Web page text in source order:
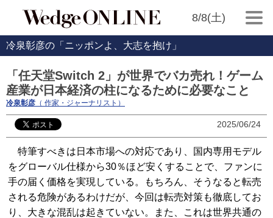
8/8(土)
冷泉彰彦の「ニッポンよ、大志を抱け」
「任天堂Switch 2」が世界でバカ売れ！ゲーム
産業が日本経済の柱になるために必要なこと
冷泉彰彦 （ 作家・ジャーナリスト）
2025/06/24
特筆すべきは日本市場への対応であり、国内専用モデル
をグローバル仕様から30％ほど安くすることで、ファンに
手の届く価格を実現している。もちろん、そうなると転売
される危険があるわけだが、今回は転売対策も徹底してお
り、大きな混乱は起きていない。また、これは世界共通の